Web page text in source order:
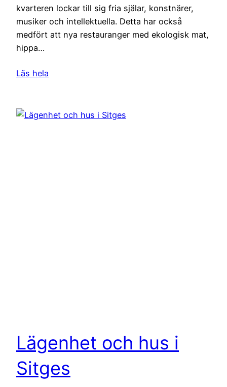
kvarteren lockar till sig fria själar, konstnärer,
musiker och intellektuella. Detta har också
medfört att nya restauranger med ekologisk mat,
hippa…
Läs hela
Lägenhet och hus i
Sitges